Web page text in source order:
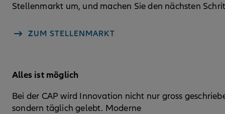
Stellenmarkt um, und machen Sie den nächsten
ZUM STELLENMARKT
Alles ist möglich
Bei der CAP wird Innovation nicht nur gross
sondern täglich gelebt. Moderne